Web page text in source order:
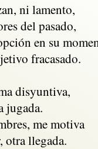
ni lamento,
del pasado,
en su
fracasado.
disyuntiva,
jugada.
me motiva
otra llegada.